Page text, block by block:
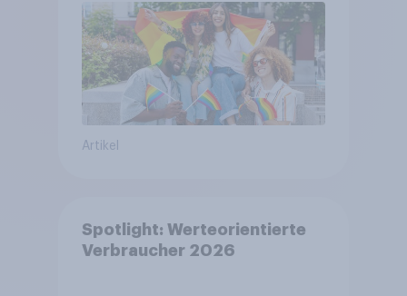
Artikel
Spotlight: Werteorientierte
Verbraucher 2026